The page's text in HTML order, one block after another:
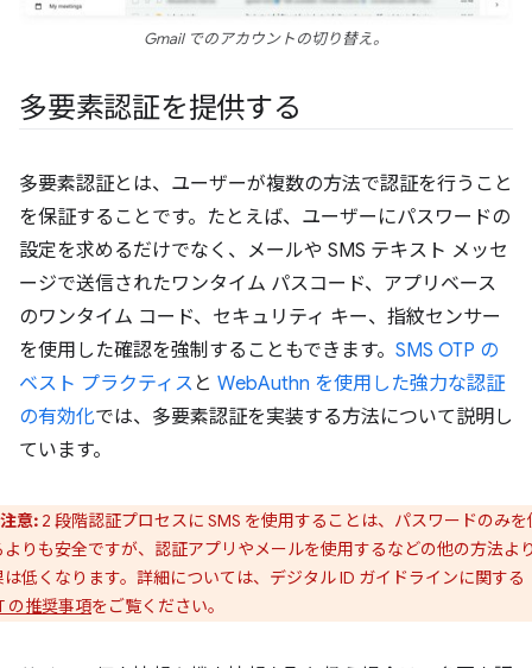
Gmail でのアカウントの切り替え。
多要素認証を提供する
多要素認証とは、ユーザーが複数の方法で認証を行うこと
を保証することです。たとえば、ユーザーにパスワードの
設定を求めるだけでなく、メールや SMS テキスト メッセ
ージで送信されたワンタイム パスコード、アプリベース
のワンタイム コード、セキュリティ キー、指紋センサー
を使用した確認を強制することもできます。 SMS OTP の
ベスト プラクティス と WebAuthn を使用した強力な認証
の有効化では、多要素認証を実装する方法について説明し
ています。
注意: 2 段階認証プロセスに SMS を使用することは、パスワードのみを
よりも安全ですが、認証アプリやメールを使用するなどの他の方法よ
は低くなります。詳細については、デジタル ID ガイドラインに関する
の推奨事項をご覧ください。